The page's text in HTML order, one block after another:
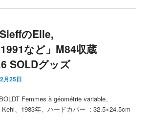
のElle,
など」M84収蔵
SOLDグッズ
月25日
Femmes à géométrie variable、